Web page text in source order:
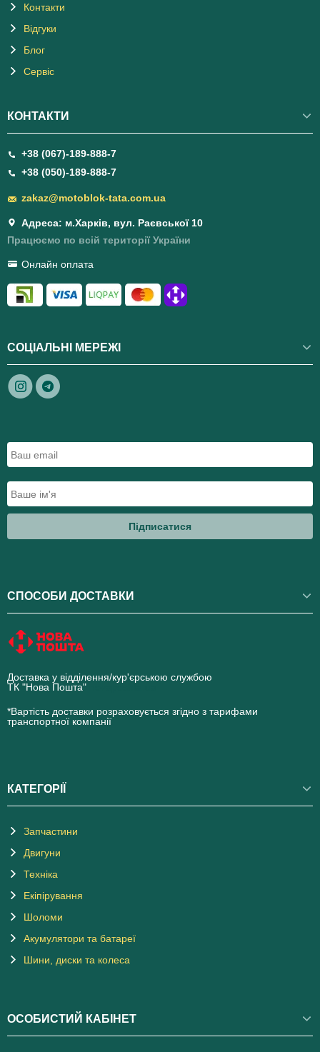
Контакти
Відгуки
Блог
Сервіс
КОНТАКТИ
+38 (067)-189-888-7
+38 (050)-189-888-7
zakaz@motoblok-tata.com.ua
Адреса: м.Харків, вул. Раєвської 10
Працюємо по всій території України
Онлайн оплата
СОЦІАЛЬНІ МЕРЕЖІ
Підписатися
СПОСОБИ ДОСТАВКИ
Доставка у відділення/кур'єрською службою
ТК "Нова Пошта"
*Вартість доставки розраховується згідно з тарифами
транспортної компанії
КАТЕГОРІЇ
Запчастини
Двигуни
Техніка
Екіпірування
Шоломи
Акумулятори та батареї
Шини, диски та колеса
ОСОБИСТИЙ КАБІНЕТ